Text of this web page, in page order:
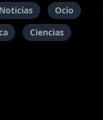
Noticias
Ocio
Ciencias